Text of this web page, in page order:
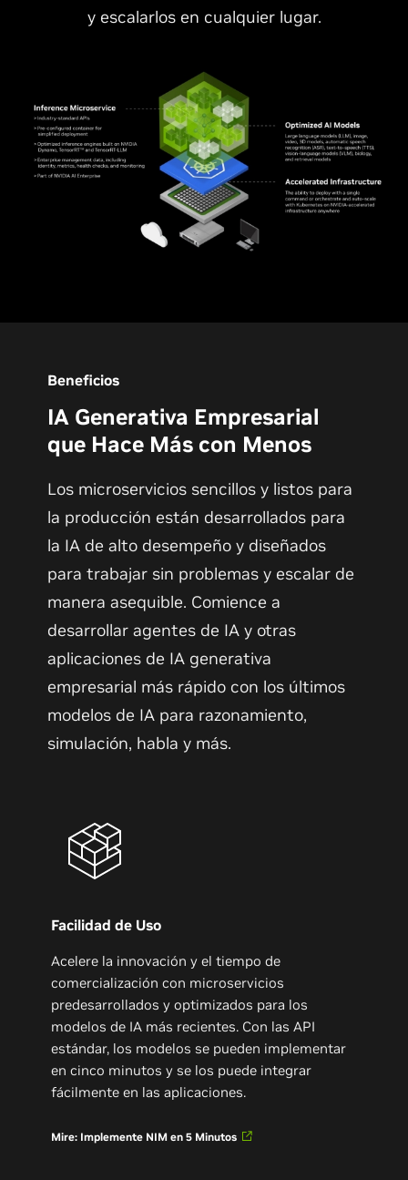
y escalarlos en cualquier lugar.
Beneficios
IA Generativa Empresarial
que Hace Más con Menos
Los microservicios sencillos y listos para
la producción están desarrollados para
la IA de alto desempeño y diseñados
para trabajar sin problemas y escalar de
manera asequible. Comience a
desarrollar agentes de IA y otras
aplicaciones de IA generativa
empresarial más rápido con los últimos
modelos de IA para razonamiento,
simulación, habla y más.
Facilidad de Uso
Acelere la innovación y el tiempo de
comercialización con microservicios
predesarrollados y optimizados para los
modelos de IA más recientes. Con las API
estándar, los modelos se pueden implementar
en cinco minutos y se los puede integrar
fácilmente en las aplicaciones.
Mire: Implemente NIM en 5 Minutos